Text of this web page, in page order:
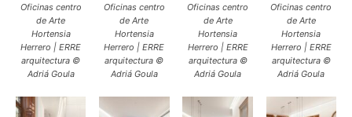
Oficinas centro
de Arte
Hortensia
Herrero | ERRE
arquitectura ©
Adriá Goula
Oficinas centro
de Arte
Hortensia
Herrero | ERRE
arquitectura ©
Adriá Goula
Oficinas centro
de Arte
Hortensia
Herrero | ERRE
arquitectura ©
Adriá Goula
Oficinas centro
de Arte
Hortensia
Herrero | ERRE
arquitectura ©
Adriá Goula